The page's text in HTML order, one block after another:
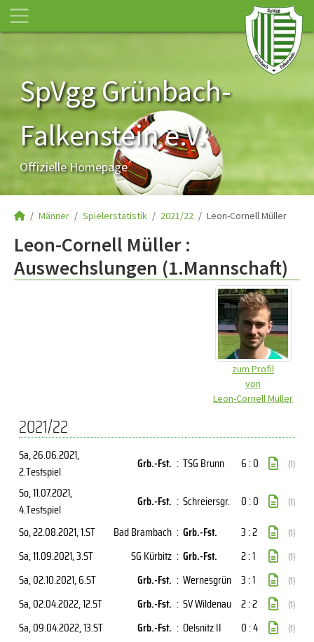
SpVgg Grünbach-
Falkenstein e.V.
Offizielle Homepage
Männer Spielerstatistik 2021/22 Leon-Cornell Müller
Leon-Cornell Müller :
Auswechslungen (1.Mannschaft)
zum Profil
von
Leon-Cornell Müller
2021/22
Sa, 26.06.2021,
2.Testspiel
Grb.-Fst. : TSG Brunn 6 : 0 (1)
So, 11.07.2021,
4.Testspiel
Grb.-Fst. : Schreiersgr. 0 : 0 (1)
So, 22.08.2021, 1.ST Bad Brambach : Grb.-Fst. 3 : 2 (1)
Sa, 11.09.2021, 3.ST SG Kürbitz : Grb.-Fst. 2 : 1 (1)
Sa, 02.10.2021, 6.ST Grb.-Fst. : Wernesgrün 3 : 1 (1)
Sa, 02.04.2022, 12.ST Grb.-Fst. : SV Wildenau 2 : 2 (1)
Sa, 09.04.2022, 13.ST Grb.-Fst. : Oelsnitz II 0 : 4 (1)